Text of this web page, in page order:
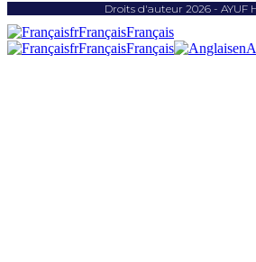
Droits d'auteur 2026 - AYUF
frFrançaisFrançais
frFrançaisFrançais en